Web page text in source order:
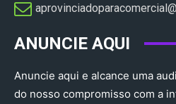
ANUNCIE AQUI
Anuncie aqui e alcance uma
do nosso compromisso com a